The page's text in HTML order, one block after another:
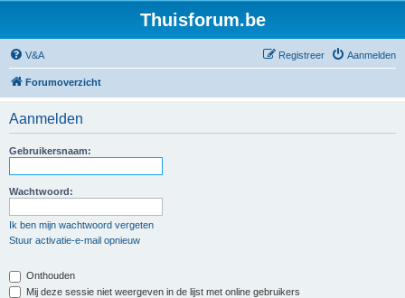
Thuisforum.be
V&A Aanmelden
Registreer
Forumoverzicht
Aanmelden
Gebruikersnaam:
Wachtwoord:
Ik ben mijn wachtwoord vergeten
Stuur activatie-e-mail opnieuw
Onthouden
Mij deze sessie niet weergeven in de lijst met online gebruikers